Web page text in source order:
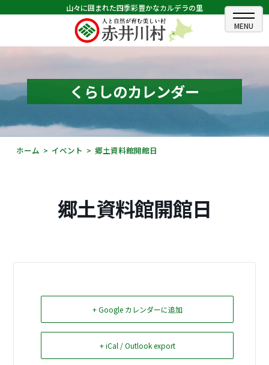
山々に囲まれた四季彩豊かなカルデラの里
ホーム
むらのできごと
むらのプロフィール
くらしの情報
観光・イベント情報
Select Language▼
くらしのカレンダー
ホーム イベント 郷土資料館開館日
郷土資料館開館日
+ Google カレンダーに追加
+ iCal / Outlook export